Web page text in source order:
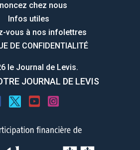
chez nous
Infos utiles
vous à nos infolettres
DE CONFIDENTIALITÉ
le Journal de Levis.
JOURNAL DE LEVIS